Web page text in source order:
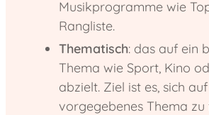
Musikprogramme wie
Rangliste.
Thematisch: das auf ein
Thema wie Sport, Kino
abzielt. Ziel ist es, sich
vorgegebenes Thema zu